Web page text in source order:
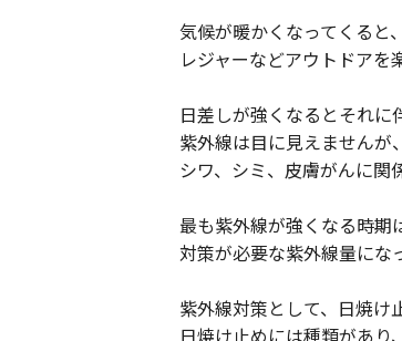
気候が暖かくなってくると
レジャーなどアウトドアを
日差しが強くなるとそれに
紫外線は目に見えませんが
シワ、シミ、皮膚がんに関
最も紫外線が強くなる時期
対策が必要な紫外線量にな
紫外線対策として、日焼け
日焼け止めには種類があり